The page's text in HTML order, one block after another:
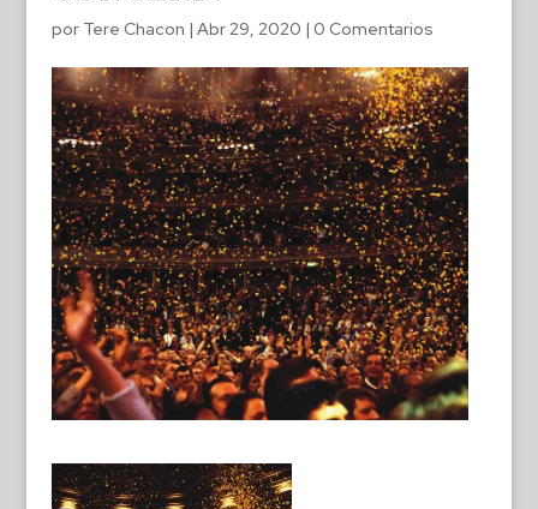
por Tere Chacon | Abr 29, 2020 | 0 Comentarios